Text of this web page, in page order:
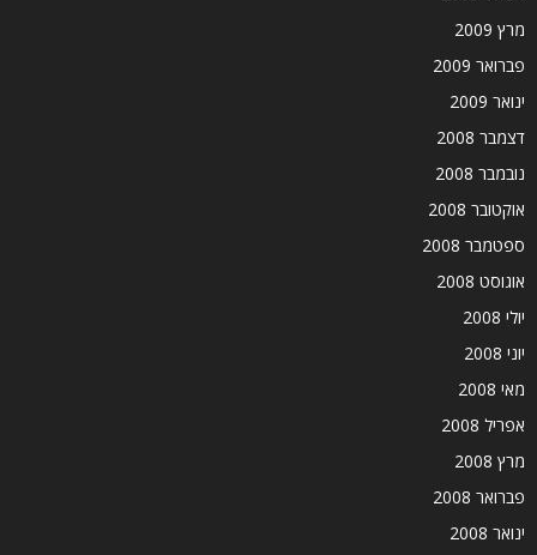
מרץ 2009
פברואר 2009
ינואר 2009
דצמבר 2008
נובמבר 2008
אוקטובר 2008
ספטמבר 2008
אוגוסט 2008
יולי 2008
יוני 2008
מאי 2008
אפריל 2008
מרץ 2008
פברואר 2008
ינואר 2008